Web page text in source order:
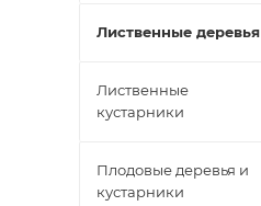
Лиственные деревья
Лиственные
кустарники
Плодовые деревья и
кустарники